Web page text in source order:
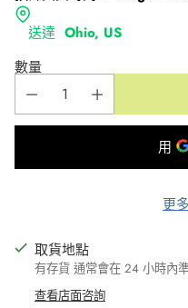
送達 Ohio, US
數量
更
取貨地點
有存貨 通常會在 24 小時內
查看店面咨詢